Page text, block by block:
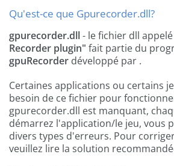
Qu'est-ce que Gpurecorder.dll?
gpurecorder.dll- le fichier dll appelé
Recorder plugin" fait partie du
gpuRecorder développé par .
Certaines applications ou certains
besoin de ce fichier pour
gpurecorder.dll est manquant,
démarrez l'application/le jeu, vous
divers types d'erreurs. Pour
veuillez lire la solution